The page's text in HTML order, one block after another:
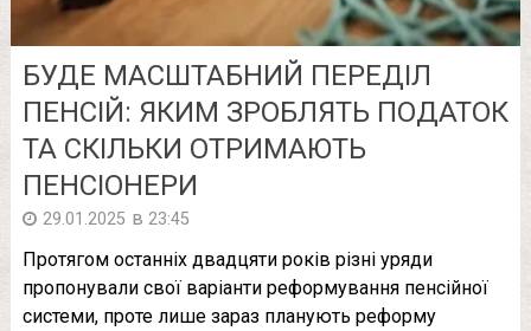
БУДЕ МАСШТАБНИЙ ПЕРЕДІЛ
ПЕНСІЙ: ЯКИМ ЗРОБЛЯТЬ ПОДАТОК
ТА СКІЛЬКИ ОТРИМАЮТЬ
ПЕНСІОНЕРИ
29.01.2025 в 23:45
Протягом останніх двадцяти років різні уряди
пропонували свої варіанти реформування пенсійної
системи, проте лише зараз планують реформу